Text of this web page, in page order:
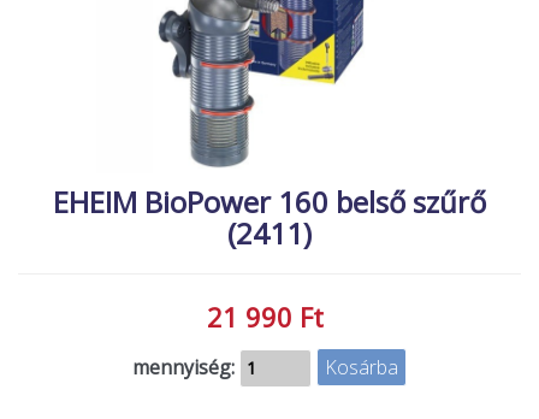
ÉLŐ ÉDESVÍZI
NÖVÉNYEK
EHEIM BioPower 160 belső szűrő
(2411)
21 990 Ft
mennyiség: